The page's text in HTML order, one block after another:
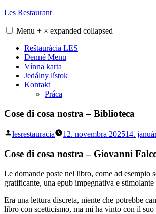
Skip
content
Les Restaurant
Menu + × expanded collapsed
Reštaurácia LES
Denné Menu
Vínna karta
Jedálny lístok
Kontakt
Práca
Cose di cosa nostra – Biblioteca
Posted
lesrestauracia 12. novembra 202514.
Cose di cosa nostra – Giovanni
Le domande poste nel libro, come ad esempio
gratificante, una epub impegnativa e
Era una lettura discreta, niente che potrebbe
libro con scetticismo, ma mi ha vinto con il suo